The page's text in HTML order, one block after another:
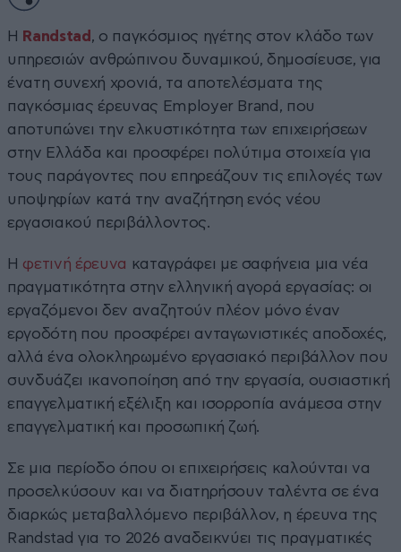
Η Randstad , ο παγκόσμιος ηγέτης στον κλάδο των
υπηρεσιών ανθρώπινου δυναμικού, δημοσίευσε, για
ένατη συνεχή χρονιά, τα αποτελέσματα της
παγκόσμιας έρευνας Employer Brand, που
αποτυπώνει την ελκυστικότητα των επιχειρήσεων
στην Ελλάδα και προσφέρει πολύτιμα στοιχεία για
τους παράγοντες που επηρεάζουν τις επιλογές των
υποψηφίων κατά την αναζήτηση ενός νέου
εργασιακού περιβάλλοντος.
Η φετινή έρευνα καταγράφει με σαφήνεια μια νέα
πραγματικότητα στην ελληνική αγορά εργασίας: οι
εργαζόμενοι δεν αναζητούν πλέον μόνο έναν
εργοδότη που προσφέρει ανταγωνιστικές αποδοχές,
αλλά ένα ολοκληρωμένο εργασιακό περιβάλλον που
συνδυάζει ικανοποίηση από την εργασία, ουσιαστική
επαγγελματική εξέλιξη και ισορροπία ανάμεσα στην
επαγγελματική και προσωπική ζωή.
Σε μια περίοδο όπου οι επιχειρήσεις καλούνται να
προσελκύσουν και να διατηρήσουν ταλέντα σε ένα
διαρκώς μεταβαλλόμενο περιβάλλον, η έρευνα της
Randstad για το 2026 αναδεικνύει τις πραγματικές